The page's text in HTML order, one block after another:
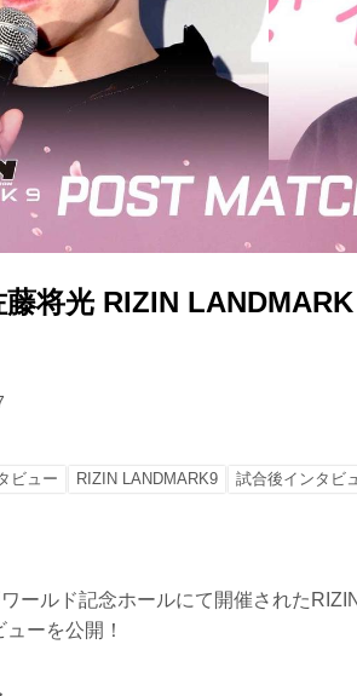
藤将光 RIZIN
ビュー RIZIN LANDMARK9 試合後インタビ
ールド記念ホールにて開催された
ーを公開！